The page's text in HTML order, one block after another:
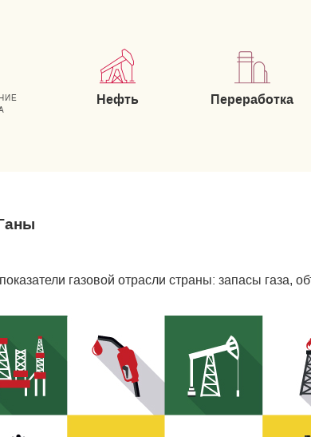
Нефть Переработка
газовой отрасли страны: запасы газа,